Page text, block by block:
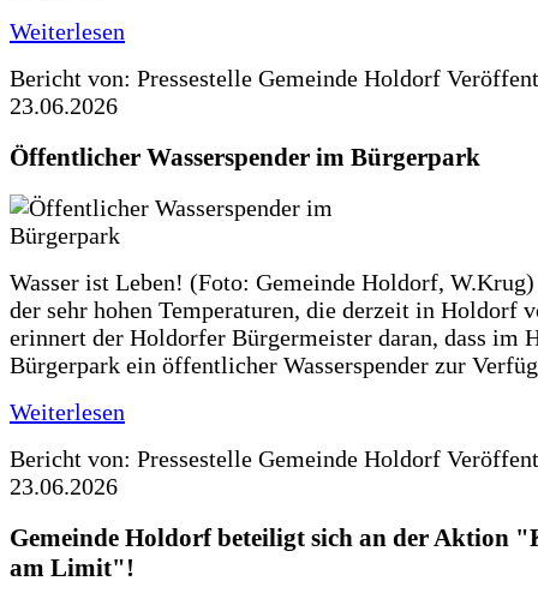
Weiterlesen
Bericht von: Pressestelle Gemeinde Holdorf
23.06.2026
Öffentlicher Wasserspender im Bürgerpark
Wasser ist Leben! (Foto: Gemeinde Holdorf,
der sehr hohen Temperaturen, die derzeit in Holdorf
erinnert der Holdorfer Bürgermeister daran, dass im
Bürgerpark ein öffentlicher Wasserspender zur
Weiterlesen
Bericht von: Pressestelle Gemeinde Holdorf
23.06.2026
Gemeinde Holdorf beteiligt sich an der Aktion
am Limit"!